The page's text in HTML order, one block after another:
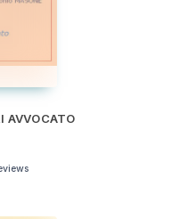
AVVOCATO